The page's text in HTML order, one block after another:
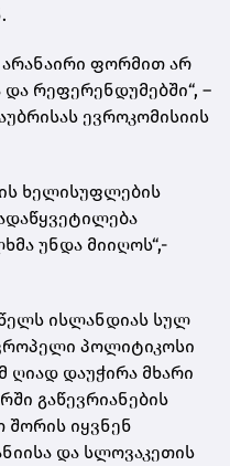
არანაირი ფორმით არ
რეფერენდუმებში“, –
ევროკომისიის
ხელისუფლების
უნდა მიიღოს“,-
ისლანდიას სულ
პოლიტიკოსი
ღიად დაუჭირა მხარი
გაწევრიანების
შორის იყვნენ
და სლოვაკეთის